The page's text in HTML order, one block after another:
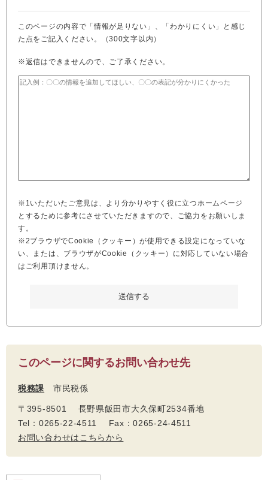
このページの内容で「情報が足りない」、「わかりにくい」と感じ
た点をご記入ください。（300文字以内）
※返信はできませんので、ご了承ください。
※1いただいたご意見は、より分かりやすく役に立つホームページ
とするために参考にさせていただきますので、ご協力をお願いしま
す。
※2ブラウザでCookie（クッキー）が使用できる設定になっていな
い、または、ブラウザがCookie（クッキー）に対応していない場合
はご利用頂けません。
このページに関するお問い合わせ先
税務課 市民税係
〒395-8501 長野県飯田市大久保町2534番地
Tel：0265-22-4511 Fax：0265-24-4511
お問い合わせはこちらから